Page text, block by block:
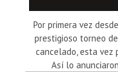
Por primera vez
prestigioso torneo
cancelado, esta vez
Así lo